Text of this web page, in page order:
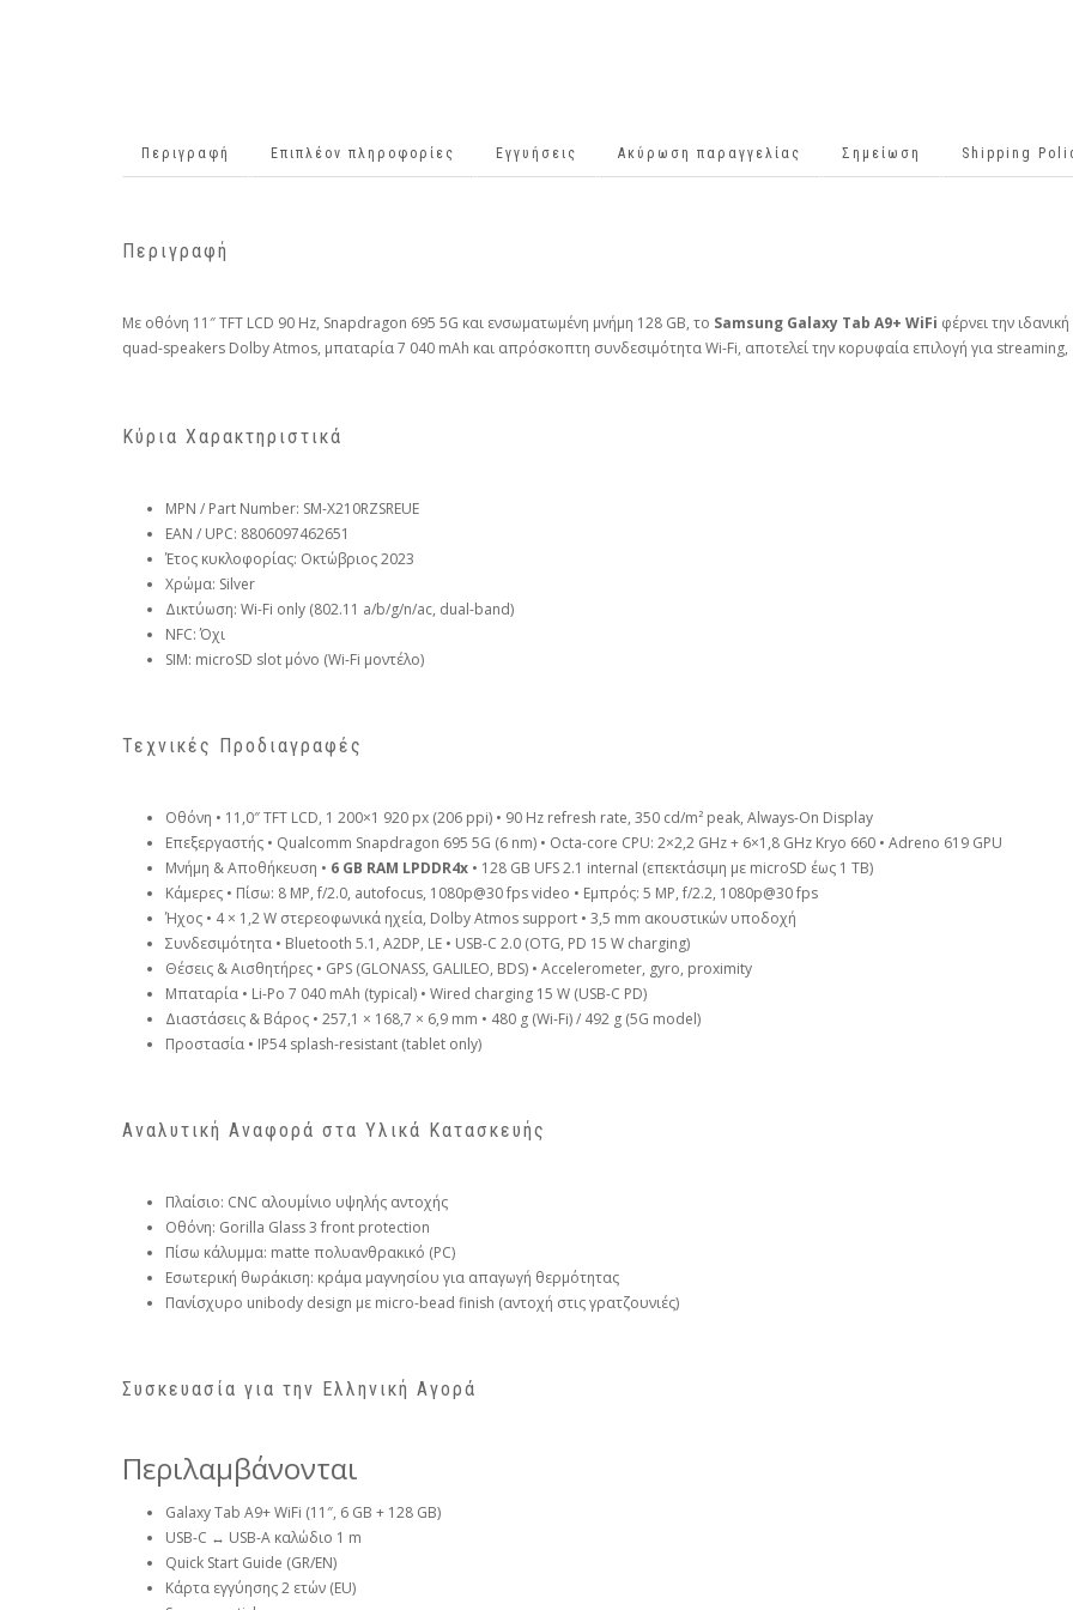
Περιγραφή Επιπλέον πληροφορίες Εγγυήσεις Ακύρωση παραγγελίας Σημείωση Shipping
Περιγραφή
Με οθόνη 11″ TFT LCD 90 Hz, Snapdragon 695 5G και ενσωματωμένη μνήμη 128 GB, το Samsung Galaxy Tab A9+ WiFi φέρνει την
quad-speakers Dolby Atmos, μπαταρία 7 040 mAh και απρόσκοπτη συνδεσιμότητα Wi-Fi, αποτελεί την κορυφαία επιλογή για
Κύρια Χαρακτηριστικά
MPN / Part Number: SM-X210RZSREUE
EAN / UPC: 8806097462651
Έτος κυκλοφορίας: Οκτώβριος 2023
Χρώμα: Silver
Δικτύωση: Wi-Fi only (802.11 a/b/g/n/ac, dual-band)
NFC: Όχι
SIM: microSD slot μόνο (Wi-Fi μοντέλο)
Τεχνικές Προδιαγραφές
Οθόνη • 11,0″ TFT LCD, 1 200×1 920 px (206 ppi) • 90 Hz refresh rate, 350 cd/m² peak, Always-On Display
Επεξεργαστής • Qualcomm Snapdragon 695 5G (6 nm) • Octa-core CPU: 2×2,2 GHz + 6×1,8 GHz Kryo 660 • Adreno 619 GPU
Μνήμη & Αποθήκευση • 6 GB RAM LPDDR4x • 128 GB UFS 2.1 internal (επεκτάσιμη με microSD έως 1 TB)
Κάμερες • Πίσω: 8 MP, f/2.0, autofocus, 1080p@30 fps video • Εμπρός: 5 MP, f/2.2, 1080p@30 fps
Ήχος • 4 × 1,2 W στερεοφωνικά ηχεία, Dolby Atmos support • 3,5 mm ακουστικών υποδοχή
Συνδεσιμότητα • Bluetooth 5.1, A2DP, LE • USB-C 2.0 (OTG, PD 15 W charging)
Θέσεις & Αισθητήρες • GPS (GLONASS, GALILEO, BDS) • Accelerometer, gyro, proximity
Μπαταρία • Li-Po 7 040 mAh (typical) • Wired charging 15 W (USB-C PD)
Διαστάσεις & Βάρος • 257,1 × 168,7 × 6,9 mm • 480 g (Wi-Fi) / 492 g (5G model)
Προστασία • IP54 splash-resistant (tablet only)
Αναλυτική Αναφορά στα Υλικά Κατασκευής
Πλαίσιο: CNC αλουμίνιο υψηλής αντοχής
Οθόνη: Gorilla Glass 3 front protection
Πίσω κάλυμμα: matte πολυανθρακικό (PC)
Εσωτερική θωράκιση: κράμα μαγνησίου για απαγωγή θερμότητας
Πανίσχυρο unibody design με micro-bead finish (αντοχή στις γρατζουνιές)
Συσκευασία για την Ελληνική Αγορά
Περιλαμβάνονται
Galaxy Tab A9+ WiFi (11″, 6 GB + 128 GB)
USB-C ↔ USB-A καλώδιο 1 m
Quick Start Guide (GR/EN)
Κάρτα εγγύησης 2 ετών (EU)